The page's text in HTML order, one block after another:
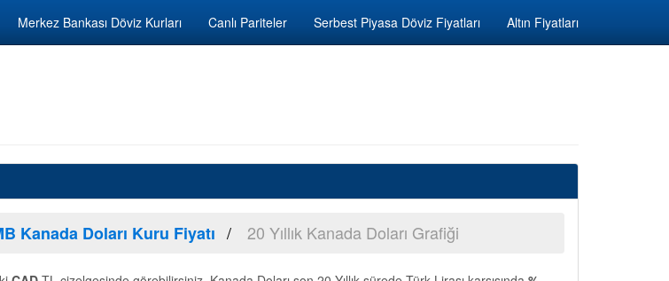
Merkez Bankası Döviz Kurları Canlı Pariteler Serbest Piyasa Döviz Fiyatları Altın Fiyatları
Kanada Doları Kuru Fiyatı 20 Yıllık Kanada Doları Grafiği